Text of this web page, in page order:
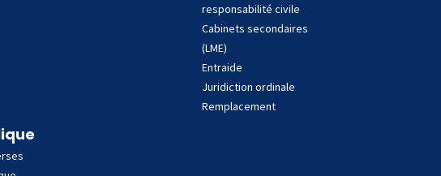
responsabilité civile
Cabinets secondaires
(LME)
Entraide
Juridiction ordinale
Remplacement